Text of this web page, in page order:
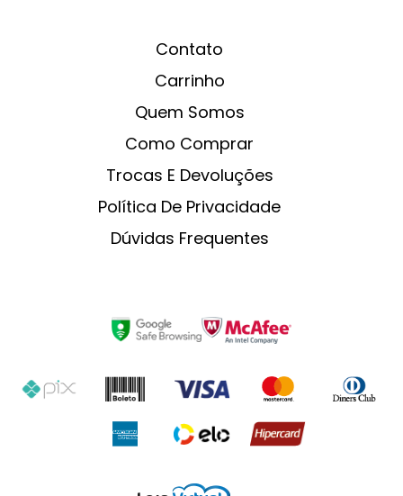
Contato
Carrinho
Quem Somos
Como Comprar
Trocas E Devoluções
Política De Privacidade
Dúvidas Frequentes